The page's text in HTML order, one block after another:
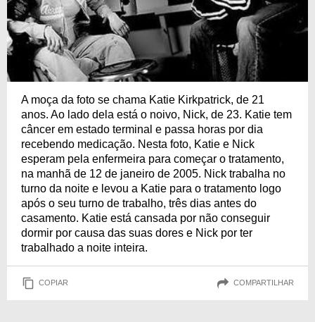
A moça da foto se chama Katie Kirkpatrick, de 21
anos. Ao lado dela está o noivo, Nick, de 23. Katie tem
câncer em estado terminal e passa horas por dia
recebendo medicação. Nesta foto, Katie e Nick
esperam pela enfermeira para começar o tratamento,
na manhã de 12 de janeiro de 2005. Nick trabalha no
turno da noite e levou a Katie para o tratamento logo
após o seu turno de trabalho, três dias antes do
casamento. Katie está cansada por não conseguir
dormir por causa das suas dores e Nick por ter
trabalhado a noite inteira.
COPIAR COMPARTILHAR